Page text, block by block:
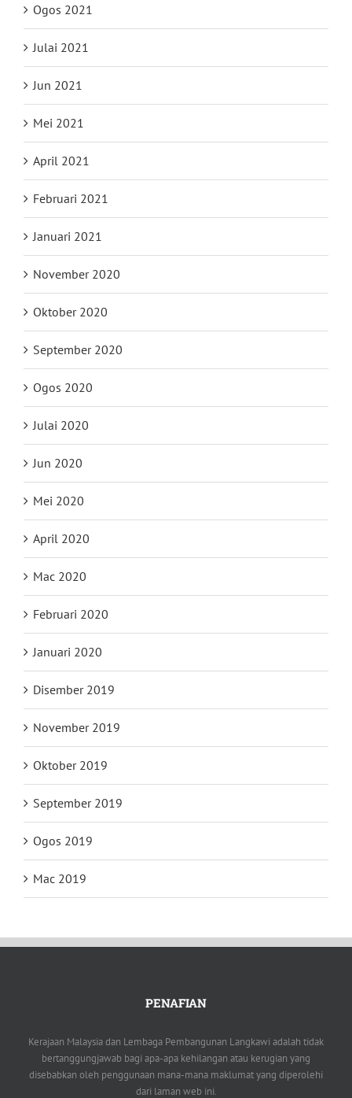
Ogos 2021
Julai 2021
Jun 2021
Mei 2021
April 2021
Februari 2021
Januari 2021
November 2020
Oktober 2020
September 2020
Ogos 2020
Julai 2020
Jun 2020
Mei 2020
April 2020
Mac 2020
Februari 2020
Januari 2020
Disember 2019
November 2019
Oktober 2019
September 2019
Ogos 2019
Mac 2019
PENAFIAN
Kerajaan Malaysia dan Lembaga Pembangunan Langkawi adalah tidak
bertanggungjawab bagi apa-apa kehilangan atau kerugian yang
disebabkan oleh penggunaan mana-mana maklumat yang diperolehi
dari laman web ini.